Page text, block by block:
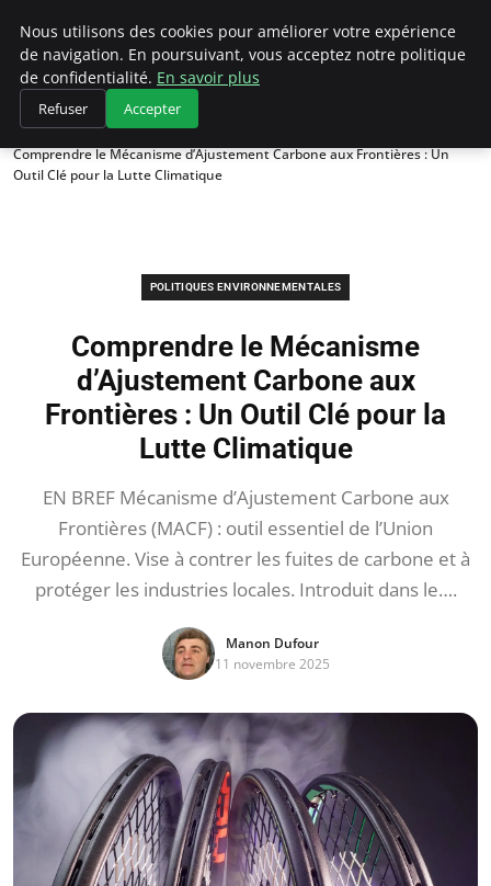
Climategatecountryclub.com
Accueil
Politiques environnementales
Comprendre le Mécanisme d’Ajustement Carbone aux Frontières : Un
Outil Clé pour la Lutte Climatique
POLITIQUES ENVIRONNEMENTALES
Comprendre le Mécanisme
d’Ajustement Carbone aux
Frontières : Un Outil Clé pour la
Lutte Climatique
EN BREF Mécanisme d’Ajustement Carbone aux
Frontières (MACF) : outil essentiel de l’Union
Européenne. Vise à contrer les fuites de carbone et à
protéger les industries locales. Introduit dans le….
Manon Dufour
11 novembre 2025
Nous utilisons des cookies pour améliorer votre expérience
de navigation. En poursuivant, vous acceptez notre politique
de confidentialité. En savoir plus
Refuser Accepter